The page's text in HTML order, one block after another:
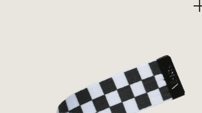
para una comodidad superior.
de waffle característico de Vans.
y paneles SideStripe™ de doble